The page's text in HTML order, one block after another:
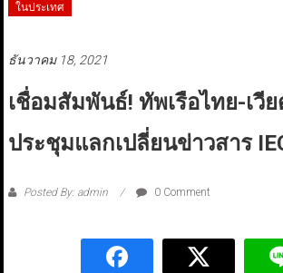
ในประเทศ
ธันวาคม 18, 2021
เชื่อมสัมพันธ์! ทัพเรือไทย-เวี
ประชุมแลกเปลี่ยนข่าวสาร
Posted By: admin 0 Comment